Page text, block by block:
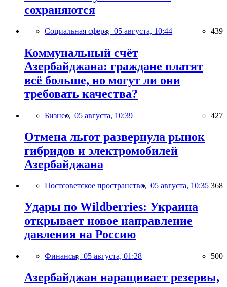
сохраняются
Социальная сфера, 05 августа, 10:44 439
Коммунальный счёт
Азербайджана: граждане платят
всё больше, но могут ли они
требовать качества?
Бизнес, 05 августа, 10:39 427
Отмена льгот развернула рынок
гибридов и электромобилей
Азербайджана
Постсоветское пространство, 05 августа, 10:35 368
Удары по Wildberries: Украина
открывает новое направление
давления на Россию
Финансы, 05 августа, 01:28 500
Азербайджан наращивает резервы,